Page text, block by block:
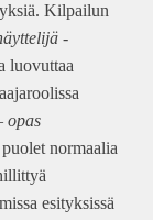
Kilpailun
-
luovuttaa
opas
normaalia
esityksissä